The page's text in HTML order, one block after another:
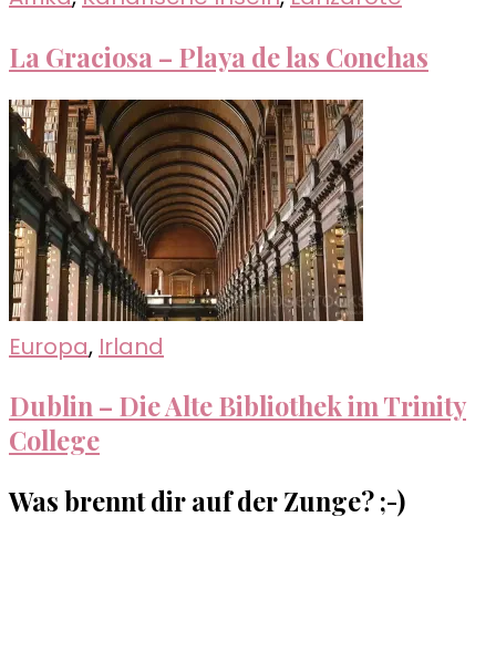
La Graciosa – Playa de las Conchas
Europa, Irland
Dublin – Die Alte Bibliothek im Trinity
College
Was brennt dir auf der Zunge? ;-)